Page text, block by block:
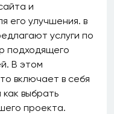
и
его улучшения. в
услуги по
подходящего
В этом
включает в себя
выбрать
проекта.